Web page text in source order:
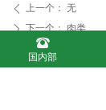
ꄴ 上一个： 无
ꄲ 下一个：肉类
뀰
国内部